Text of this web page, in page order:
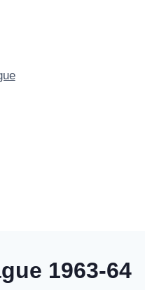
1963-64